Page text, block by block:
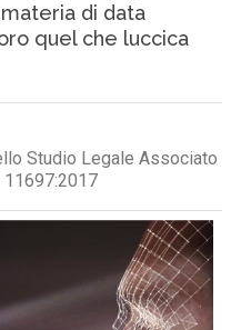
di data
quel che luccica
Studio Legale Associato
11697:2017